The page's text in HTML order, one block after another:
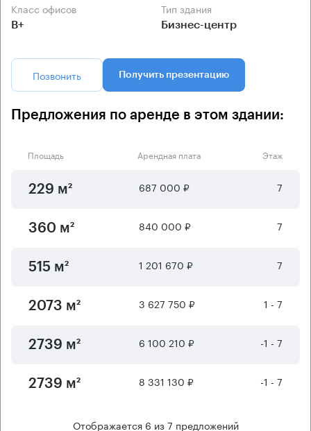
Класс офисов
B+
Тип здания
Бизнес-центр
Позвонить Получить презентацию
Предложения по аренде в этом здании:
Площадь Арендная плата Этаж
229 м² 687 000 ₽ 7
360 м² 840 000 ₽ 7
515 м² 1 201 670 ₽ 7
2073 м² 3 627 750 ₽ 1 - 7
2739 м² 6 100 210 ₽ -1 - 7
2739 м² 8 331 130 ₽ -1 - 7
Отображается 6 из7 предложений